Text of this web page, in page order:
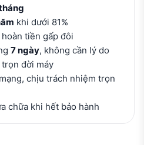
khi dưới 81%
tiền gấp đôi
7 ngày, không cần lý do
đời máy
chịu trách nhiệm trọn
chữa khi hết bảo hành